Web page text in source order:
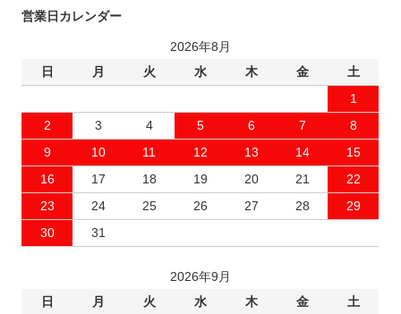
営業日カレンダー
2026年8月
日
月 火 水 木 金
土
1
2
3 4 5 6 7
8
9
10 11 12 13 14
15
16
17 18 19 20 21
22
23
24 25 26 27 28
29
30
31
2026年9月
日
月 火 水 木 金
土